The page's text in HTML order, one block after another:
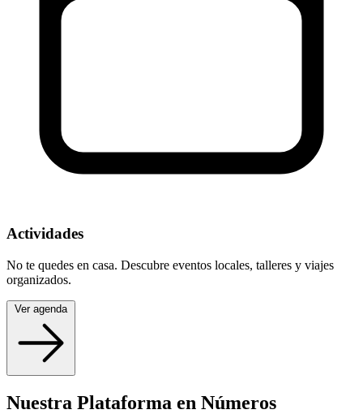
Actividades
No te quedes en casa. Descubre eventos locales, talleres y viajes
organizados.
Nuestra Plataforma en Números